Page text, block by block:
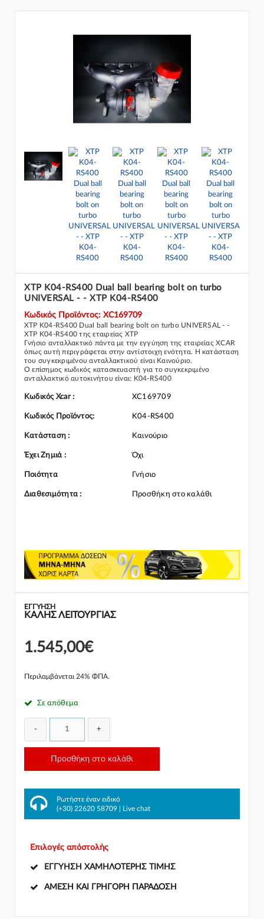
XTP K04-RS400 Dual ball bearing bolt on turbo
UNIVERSAL - - XTP K04-RS400
Κωδικός Προϊόντος: XC169709
XTP K04-RS400 Dual ball bearing bolt on turbo UNIVERSAL - -
XTP K04-RS400 της εταιρείας XTP
Γνήσιο ανταλλακτικό πάντα με την εγγύηση της εταιρείας XCAR
όπως αυτή περιγράφεται στην αντίστοιχη ενότητα. Η κατάσταση
του συγκεκριμένου ανταλλακτικού είναι Καινούριο.
Ο επίσημος κωδικός κατασκευαστή για το συγκεκριμένο
ανταλλακτικό αυτοκινήτου είναι: K04-RS400
παρακαλώ να απευθύνεστε σε εξειδικευμένο συνεργείο.
ανταλλακτικό ταιριάζει στο αυτοκίνητό σας μην διστάσετε να
επικοινωνήσετε μαζί μας και θα σας κατατοπίσουμε πλήρως
καθώς διαθέτουμε πλούσια γκάμα από Βελτίωση και γενικότερα
για την κατηγορία Κινητήρας & Εξαρτήματα
Κωδικός Xcar : XC169709
Κωδικός Προϊόντος: K04-RS400
Κατάσταση : Καινούριο
Έχει Ζημιά : Όχι
Ποιότητα Γνήσιο
Διαθεσιμότητα : Προσθήκη στο καλάθι
ΕΓΓΎΗΣΗ
ΚΑΛΗΣ ΛΕΙΤΟΥΡΓΙΑΣ
1.545,00€
Περιλαμβάνεται 24% ΦΠΑ.
Σε απόθεμα
- +
Προσθήκη στο καλάθι
Ρωτήστε έναν ειδικό
(+30) 22620 58709
Live chat
Επιλογές απόστολής
ΕΓΓΎΗΣΗ ΧΑΜΗΛΌΤΕΡΗΣ ΤΙΜΉΣ
ΆΜΕΣΗ ΚΑΙ ΓΡΉΓΟΡΗ ΠΑΡΆΔΟΣΗ